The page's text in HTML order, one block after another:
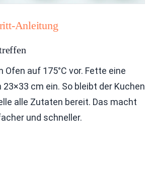
Anleitung
Ofen auf 175°C vor. Fette eine
cm ein. So bleibt der Kuchen
alle Zutaten bereit. Das macht
und schneller.